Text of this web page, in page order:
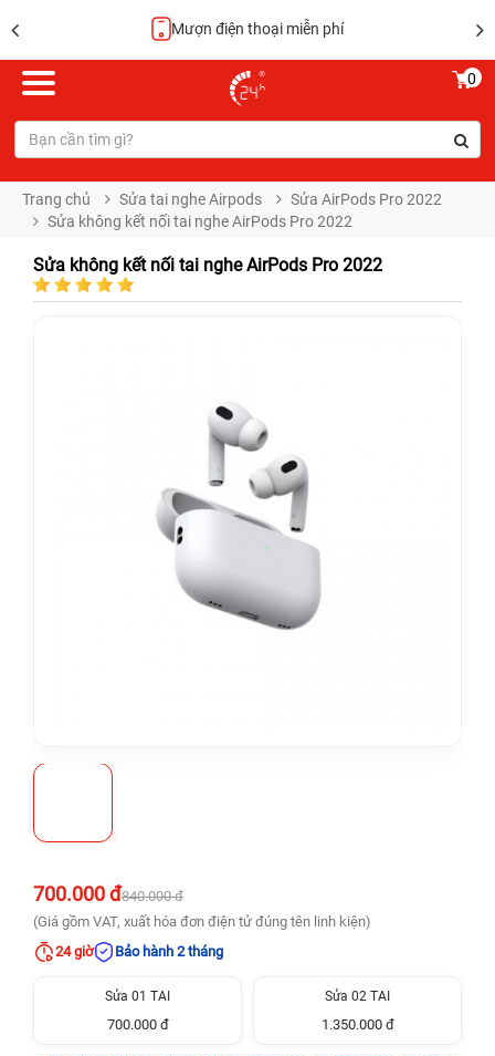
Mượn điện thoại miễn phí
0
Trang chủ Sửa tai nghe Airpods
Sửa AirPods Pro 2022
Sửa không kết nối tai nghe AirPods Pro 2022
Sửa không kết nối tai nghe AirPods Pro 2022
700.000 đ840.000 đ
(Giá gồm VAT, xuất hóa đơn điện tử đúng tên linh kiện)
24 giờ
Bảo hành 2 tháng
Sửa 01 TAI
700.000 đ
Sửa 02 TAI
1.350.000 đ